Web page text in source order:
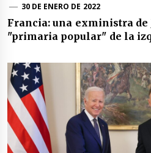
30 DE ENERO DE 2022
Francia: una exministra de
"primaria popular" de la